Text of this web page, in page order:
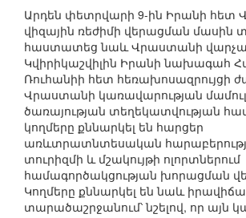
Արդեն փետրվարի 9-ին Իրանի հետ
վիզային ռեժիմի վերացման մասին
հաստատեց նաև Վրաստանի
Կվիրիկաշվիլին Իրանի նախագահ
Ռուհանիի հետ հեռախոսազրույցի
Վրաստանի կառավարության
ծառայության տեղեկատվության
կողմերը քննարկել են հարցեր
առևտրատնտեսական
տուրիզմի և մշակույթի ոլորտներում
համագործակցության խորացման
Կողմերը քննարկել են նաև
տարածաշրջանում՝ նշելով, որ այն